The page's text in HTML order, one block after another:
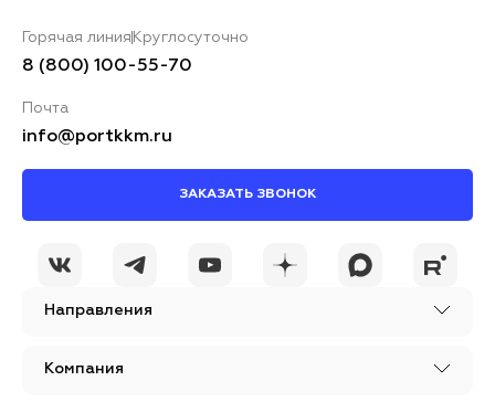
Ваш комментарий*
конфиденциальности
КОММЕНТАРИЙ
Направления
Компания
Горячая линия Круглосуточно
8 (800) 100-55-70
Почта
info@portkkm.ru
ЗАКАЗАТЬ ЗВОНОК